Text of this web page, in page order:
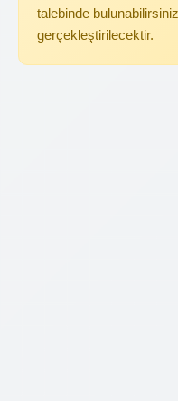
talebinde
gerçekleştirilecektir.